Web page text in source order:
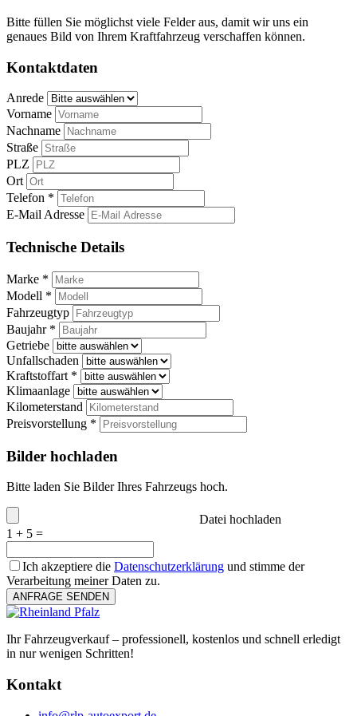
Bitte füllen Sie möglichst viele Felder aus, damit wir uns ein
genaues Bild von Ihrem Kraftfahrzeug verschaffen können.
Kontaktdaten
Anrede
Vorname
Nachname
Straße
PLZ
Ort
Telefon *
E-Mail Adresse
Technische Details
Marke *
Modell *
Fahrzeugtyp
Baujahr *
Getriebe
Unfallschaden
Kraftstoffart *
Klimaanlage
Kilometerstand
Preisvorstellung *
Bilder hochladen
Bitte laden Sie Bilder Ihres Fahrzeugs hoch.
Datei hochladen
1 + 5 =
Ich akzeptiere die Datenschutzerklärung und stimme der
Verarbeitung meiner Daten zu.
ANFRAGE SENDEN
Ihr Fahrzeugverkauf – professionell, kostenlos und schnell erledigt
in nur wenigen Schritten!
Kontakt